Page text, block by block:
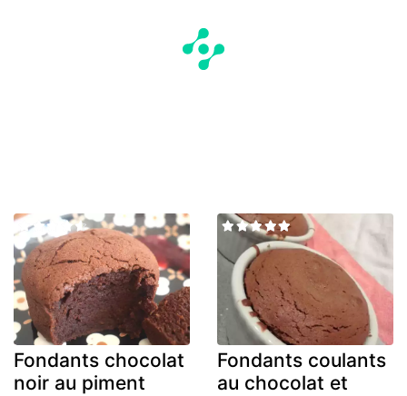
Fondants chocolat
noir au piment
Fondants coulants
au chocolat et